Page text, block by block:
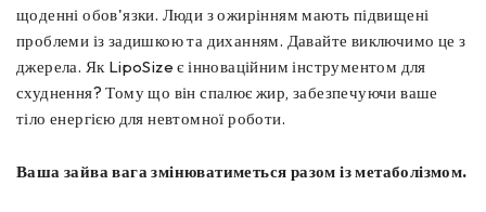
щоденні обов'язки. Люди з ожирінням мають підвищені
проблеми із задишкою та диханням. Давайте виключимо це з
джерела. Як LipoSize є інноваційним інструментом для
схуднення? Тому що він спалює жир, забезпечуючи ваше
тіло енергією для невтомної роботи.
Ваша зайва вага змінюватиметься разом із метаболізмом.